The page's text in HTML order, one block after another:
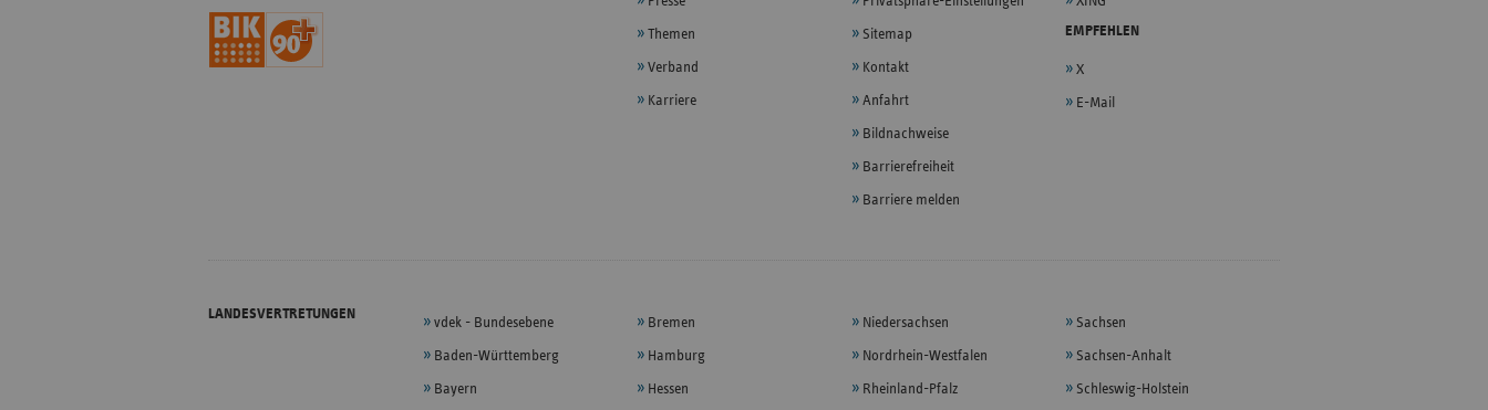
Themen
Verband
Karriere
Sitemap
Kontakt
Anfahrt
Bildnachweise
Barrierefreiheit
Barriere melden
EMPFEHLEN
X
E-Mail
LANDESVERTRETUNGEN
vdek - Bundesebene
Baden-Württemberg
Bayern
Bremen
Hamburg
Hessen
Niedersachsen
Nordrhein-Westfalen
Rheinland-Pfalz
Sachsen
Sachsen-Anhalt
Schleswig-Holstein